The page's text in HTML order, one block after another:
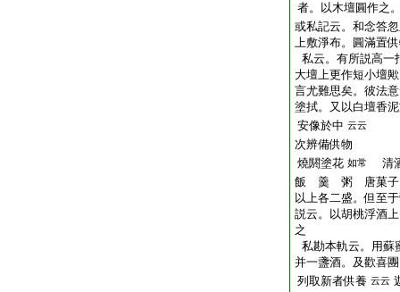
者。以木壇圓作之
或私記云。和念答
上敷淨布。圓滿置
私云。有所説高一
大壇上更作短小壇
言尤難思矣。彼法
塗拭。又以白壇香
安像於中 云云
次辨備供物
燒閼塗花 如常
清
飯 羹 粥 唐菓子
以上各二盛。但至
説云。以胡桃浮酒
之
私勘本軌云。用蘇
并一盞酒。及歡喜
列取新者供養 云云